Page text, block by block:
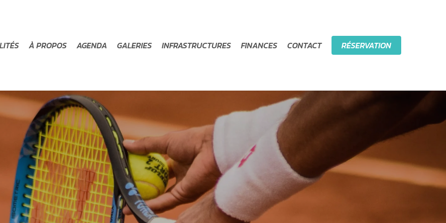
À PROPOS AGENDA GALERIES INFRASTRUCTURES FINANCES CONTACT RÉSERVATION